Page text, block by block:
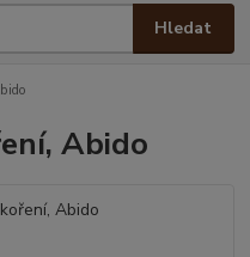
Hledat
Abido